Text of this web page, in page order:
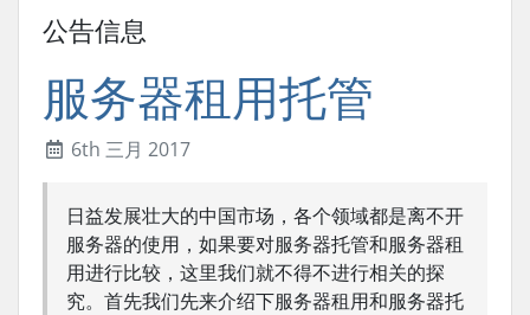
公告信息
服务器租用托管
6th 三月 2017
日益发展壮大的中国市场，各个领域都是离不开
服务器的使用，如果要对服务器托管和服务器租
用进行比较，这里我们就不得不进行相关的探
究。首先我们先来介绍下服务器租用和服务器托